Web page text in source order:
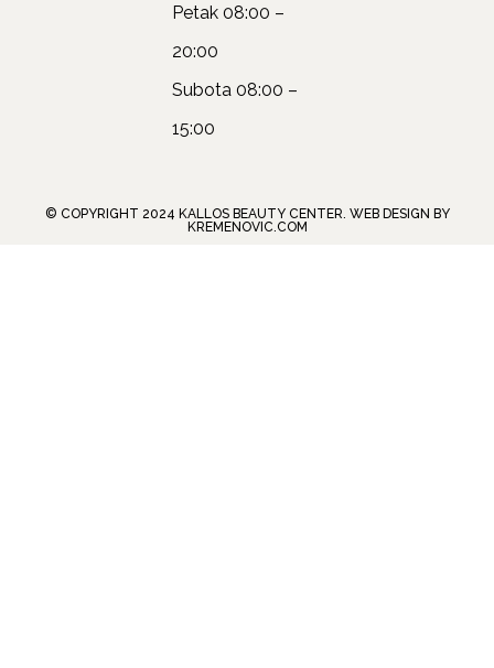
Petak 08:00 –
20:00
Subota 08:00 –
15:00
© COPYRIGHT 2024 KALLOS BEAUTY CENTER. WEB DESIGN BY
KREMENOVIC.COM